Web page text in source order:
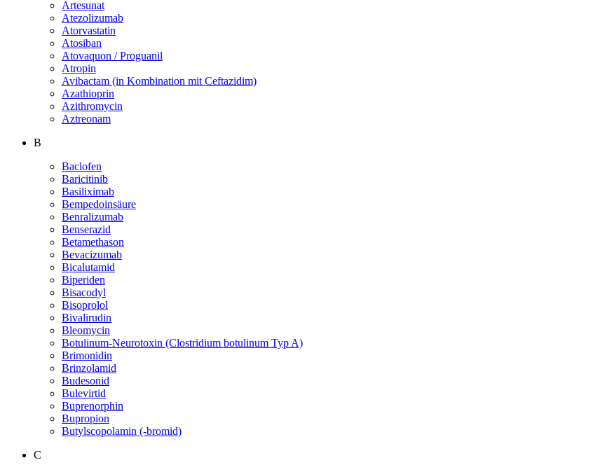
Artesunat
Atezolizumab
Atorvastatin
Atosiban
Atovaquon / Proguanil
Atropin
Avibactam (in Kombination mit Ceftazidim)
Azathioprin
Azithromycin
Aztreonam
B
Baclofen
Baricitinib
Basiliximab
Bempedoinsäure
Benralizumab
Benserazid
Betamethason
Bevacizumab
Bicalutamid
Biperiden
Bisacodyl
Bisoprolol
Bivalirudin
Bleomycin
Botulinum-Neurotoxin (Clostridium botulinum Typ A)
Brimonidin
Brinzolamid
Budesonid
Bulevirtid
Buprenorphin
Bupropion
Butylscopolamin (-bromid)
C